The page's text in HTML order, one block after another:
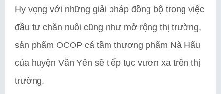
Hy vọng với những giải pháp đồng bộ trong việc
đầu tư chăn nuôi cũng như mở rộng thị trường,
sản phẩm OCOP cá tầm thương phẩm Nà Hẩu
của huyện Văn Yên sẽ tiếp tục vươn xa trên thị
trường.